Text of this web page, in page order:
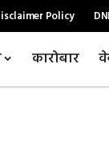
Policy
कारोबार